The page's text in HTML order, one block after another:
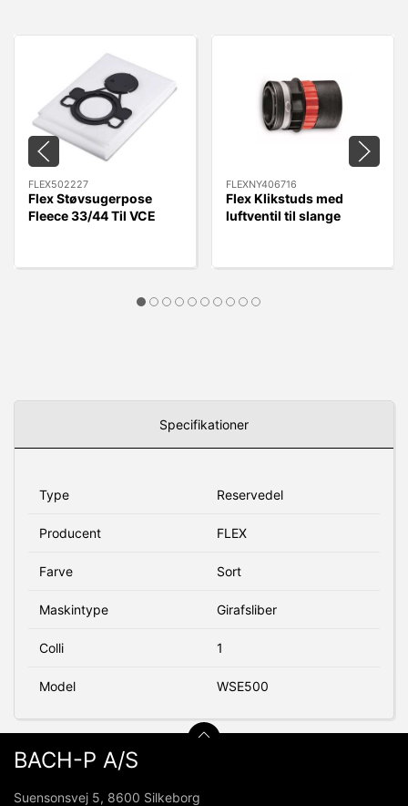
FLEX502227
Flex Støvsugerpose
Fleece 33/44 Til VCE
FLEXNY406716
Flex Klikstuds med
luftventil til slange
Specifikationer
Type Reservedel
Producent FLEX
Farve Sort
Maskintype Girafsliber
Colli 1
Model WSE500
BACH-P A/S
Suensonsvej 5, 8600 Silkeborg